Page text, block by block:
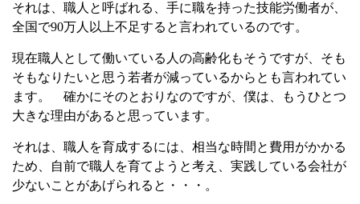
それは、職人と呼ばれる、手に職を持った技能労働者が、
全国で90万人以上不足すると言われているのです。
現在職人として働いている人の高齢化もそうですが、そも
そもなりたいと思う若者が減っているからとも言われてい
ます。 確かにそのとおりなのですが、僕は、もうひとつ
大きな理由があると思っています。
それは、職人を育成するには、相当な時間と費用がかかる
ため、自前で職人を育てようと考え、実践している会社が
少ないことがあげられると・・・。